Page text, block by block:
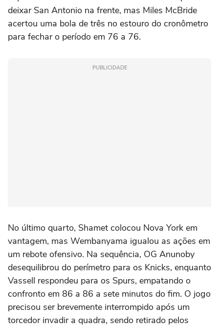
deixar San Antonio na frente, mas Miles McBride
acertou uma bola de três no estouro do cronômetro
para fechar o período em 76 a 76.
PUBLICIDADE
No último quarto, Shamet colocou Nova York em
vantagem, mas Wembanyama igualou as ações em
um rebote ofensivo. Na sequência, OG Anunoby
desequilibrou do perímetro para os Knicks, enquanto
Vassell respondeu para os Spurs, empatando o
confronto em 86 a 86 a sete minutos do fim. O jogo
precisou ser brevemente interrompido após um
torcedor invadir a quadra, sendo retirado pelos